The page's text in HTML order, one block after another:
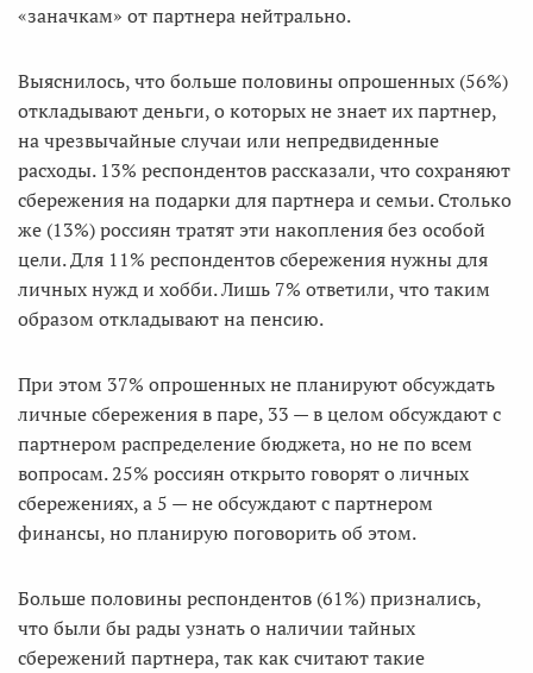
«заначкам» от партнера нейтрально.
Выяснилось, что больше половины опрошенных (56%)
откладывают деньги, о которых не знает их партнер,
на чрезвычайные случаи или непредвиденные
расходы. 13% респондентов рассказали, что сохраняют
сбережения на подарки для партнера и семьи. Столько
же (13%) россиян тратят эти накопления без особой
цели. Для 11% респондентов сбережения нужны для
личных нужд и хобби. Лишь 7% ответили, что таким
образом откладывают на пенсию.
При этом 37% опрошенных не планируют обсуждать
личные сбережения в паре, 33 — в целом обсуждают с
партнером распределение бюджета, но не по всем
вопросам. 25% россиян открыто говорят о личных
сбережениях, а 5 — не обсуждают с партнером
финансы, но планирую поговорить об этом.
Больше половины респондентов (61%) признались,
что были бы рады узнать о наличии тайных
сбережений партнера, так как считают такие